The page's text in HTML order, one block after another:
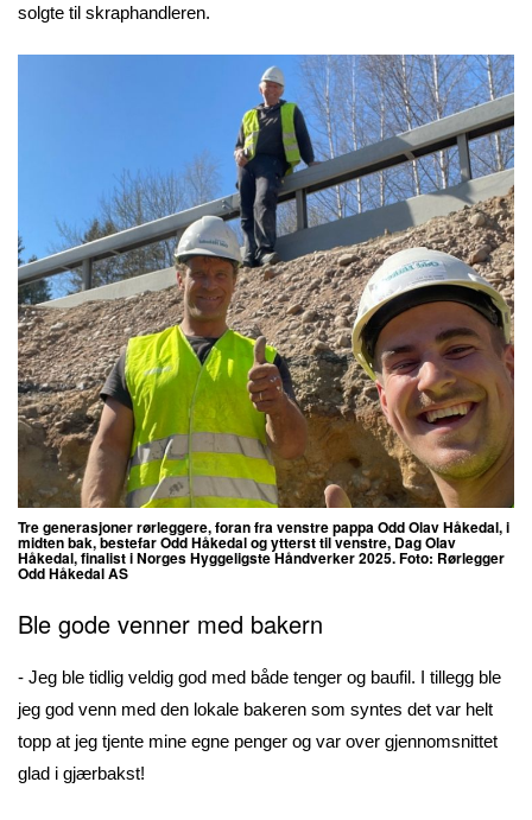
solgte til skraphandleren.
Tre generasjoner rørleggere, foran fra venstre pappa Odd Olav Håkedal, i
midten bak, bestefar Odd Håkedal og ytterst til venstre, Dag Olav
Håkedal, finalist i Norges Hyggeligste Håndverker 2025. Foto: Rørlegger
Odd Håkedal AS
Ble gode venner med bakern
- Jeg ble tidlig veldig god med både tenger og baufil. I tillegg ble
jeg god venn med den lokale bakeren som syntes det var helt
topp at jeg tjente mine egne penger og var over gjennomsnittet
glad i gjærbakst!